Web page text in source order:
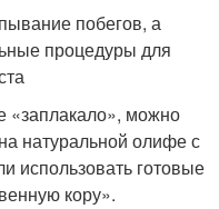
побегов, а
процедуры для
«заплакало», можно
натуральной олифе с
использовать готовые
кору».